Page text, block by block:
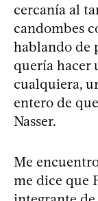
cercanía al
candombes
hablando de
quería hacer
cualquiera,
entero de
Nasser.
Me
me dice que